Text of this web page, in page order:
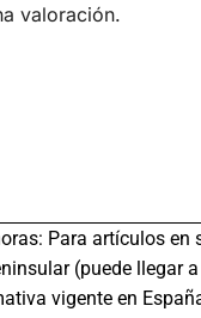
valoración.
Para artículos
(puede llegar
vigente en